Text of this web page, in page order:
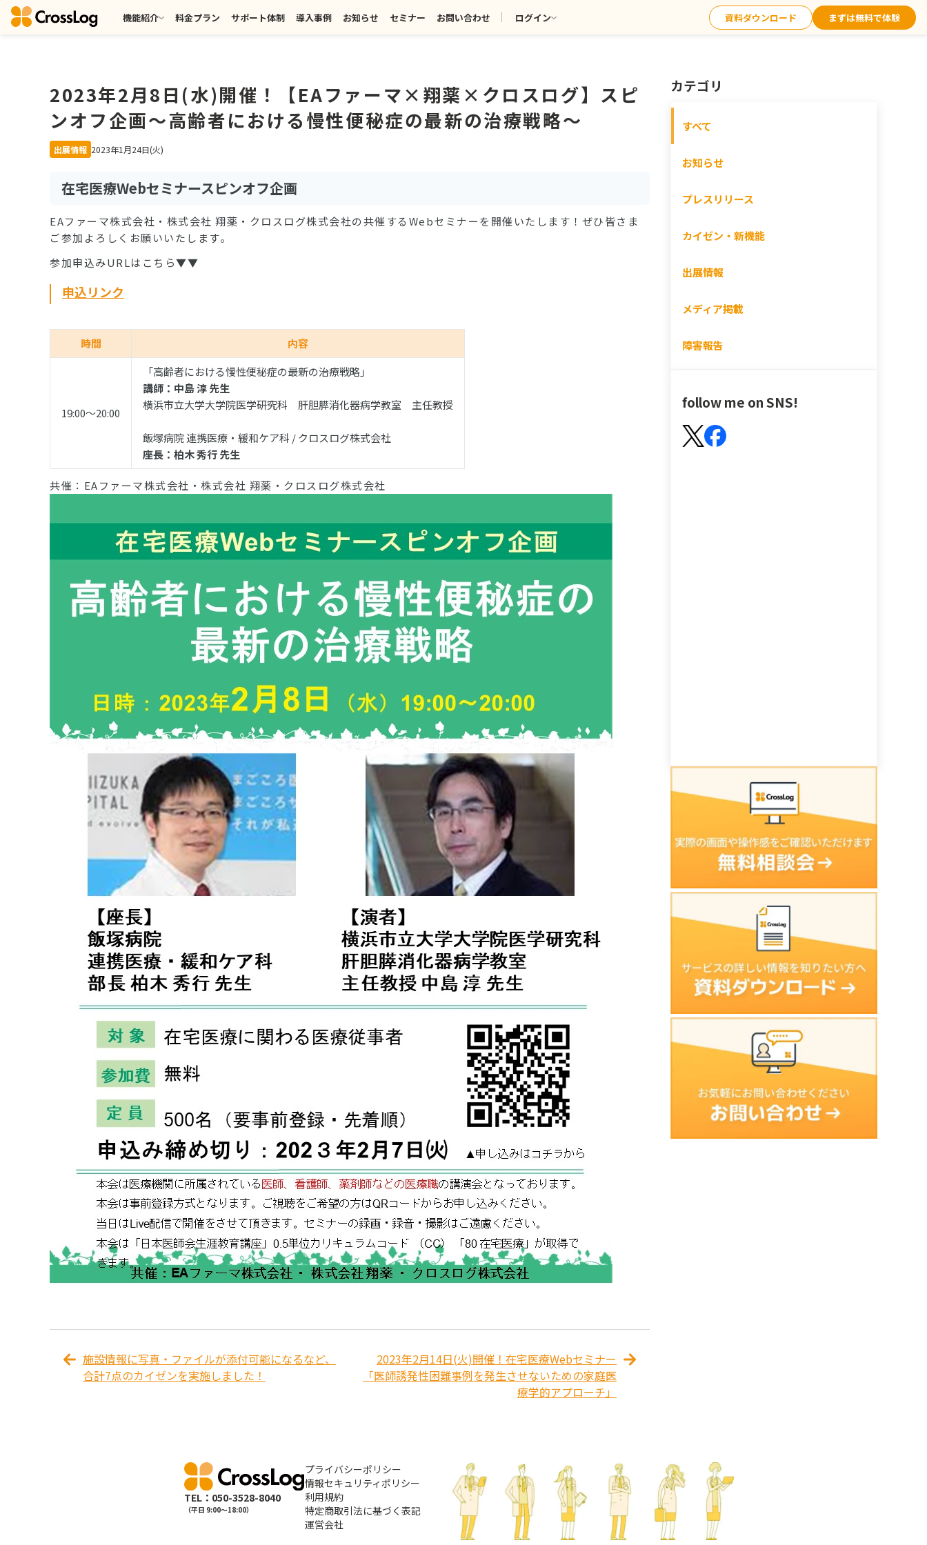
機能紹介 料金プラン サポート体制 導入事例 お知らせ セミナー お問い合わせ ログイン 資料ダウンロード まずは無料で体験
2023年2月8日(水)開催！【EAファーマ×翔薬×クロスログ】スピ
ンオフ企画～高齢者における慢性便秘症の最新の治療戦略～
出展情報 2023年1月24日(火)
在宅医療Webセミナースピンオフ企画
EAファーマ株式会社・株式会社 翔薬・クロスログ株式会社の共催するWebセミナーを開催いたします！ぜひ皆さま
ご参加よろしくお願いいたします。
参加申込みURLはこちら▼▼
申込リンク
時間 内容
19:00〜20:00
「高齢者における慢性便秘症の最新の治療戦略」
講師：中島 淳 先生
横浜市立大学大学院医学研究科 肝胆膵消化器病学教室 主任教授
飯塚病院 連携医療・緩和ケア科 / クロスログ株式会社
座長：柏木 秀行 先生
共催：EAファーマ株式会社・株式会社 翔薬・クロスログ株式会社
施設情報に写真・ファイルが添付可能になるなど、
合計7点のカイゼンを実施しました！
2023年2月14日(火)開催！在宅医療Webセミナー
「医師誘発性困難事例を発生させないための家庭医
療学的アプローチ」
カテゴリ
すべて
お知らせ
プレスリリース
カイゼン・新機能
出展情報
メディア掲載
障害報告
follow me on SNS!
TEL：050-3528-8040
（平日 9:00〜18:00）
プライバシーポリシー
情報セキュリティポリシー
利用規約
特定商取引法に基づく表記
運営会社